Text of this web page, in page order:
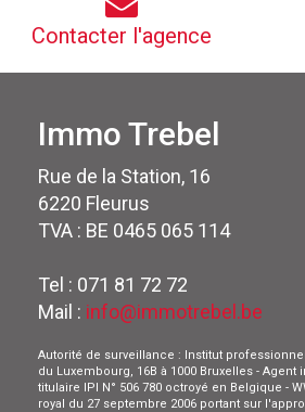
Contacter l'agence
Immo Trebel
Rue de la Station, 16
6220 Fleurus
TVA : BE 0465 065 114
Tel : 071 81 72 72
Mail : info@immotrebel.be
Autorité de surveillance : Institut
du Luxembourg, 16B à 1000 Bruxelles -
titulaire IPI N° 506 780 octroyé en Belgique -
royal du 27 septembre 2006 portant sur